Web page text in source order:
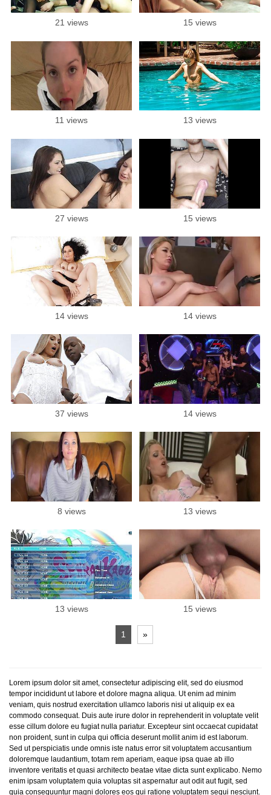
21 views 15 views
11 views 13 views
27 views 15 views
14 views 14 views
37 views 14 views
8 views 13 views
13 views 15 views
1 »
Lorem ipsum dolor sit amet, consectetur adipiscing elit, sed do eiusmod
tempor incididunt ut labore et dolore magna aliqua. Ut enim ad minim
veniam, quis nostrud exercitation ullamco laboris nisi ut aliquip ex ea
commodo consequat. Duis aute irure dolor in reprehenderit in voluptate velit
esse cillum dolore eu fugiat nulla pariatur. Excepteur sint occaecat cupidatat
non proident, sunt in culpa qui officia deserunt mollit anim id est laborum.
Sed ut perspiciatis unde omnis iste natus error sit voluptatem accusantium
doloremque laudantium, totam rem aperiam, eaque ipsa quae ab illo
inventore veritatis et quasi architecto beatae vitae dicta sunt explicabo. Nemo
enim ipsam voluptatem quia voluptas sit aspernatur aut odit aut fugit, sed
quia consequuntur magni dolores eos qui ratione voluptatem sequi nesciunt.